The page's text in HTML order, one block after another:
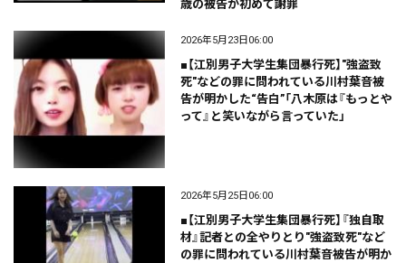
歳の被告が初めて謝罪
2026年5月23日06:00
■【江別男子大学生集団暴行死】"強盗致
死"などの罪に問われている川村葉音被
告が明かした“告白”「八木原は『もっとや
って』と笑いながら言っていた」
2026年5月25日06:00
■【江別男子大学生集団暴行死】『独自取
材』記者との全やりとり"強盗致死"など
の罪に問われている川村葉音被告が明か